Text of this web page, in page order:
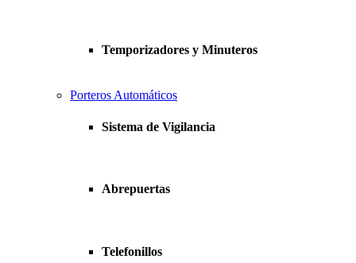
Temporizadores y Minuteros
Porteros Automáticos
Sistema de Vigilancia
Abrepuertas
Telefonillos